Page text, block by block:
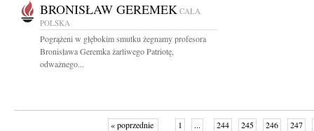
BRONISŁAW GEREMEK CAŁA
POLSKA
Pogrążeni w głębokim smutku żegnamy profesora
Bronisława Geremka żarliwego Patriotę,
odważnego...
« poprzednie 1 ... 244 245 246 247